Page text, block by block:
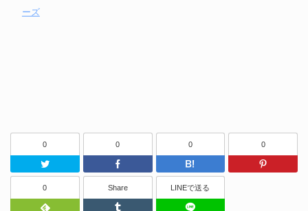
ーズ
0
Twitter
0
Facebook
0
はてなブッ
0
0
Feedly
Share
Tumblr
LINEで送る